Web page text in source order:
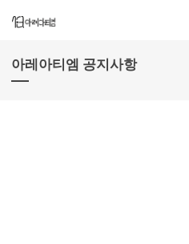
아레아티엠 공지사항